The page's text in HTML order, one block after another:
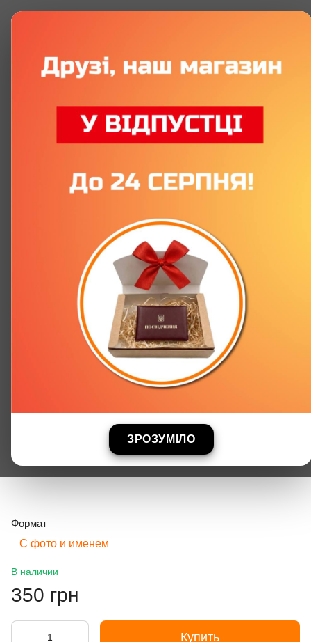
ЗРОЗУМІЛО
Все бумажные удостоверения Все бумажные
Сувенирное удостоверение
«Профессиональный Уклонист» с
фото и именем
P0082-C Оставить отзыв
Формат
С фото и именем
В наличии
350 грн
Купить